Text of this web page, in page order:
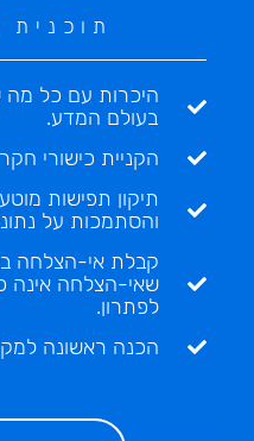
תוכנית
היכרות עם כל מה
בעולם המדע.
הקניית כישורי
תיקון תפישות
והסתמכות על
קבלת אי-הצלחה
שאי-הצלחה אינה
לפתרון.
הכנה ראשונה